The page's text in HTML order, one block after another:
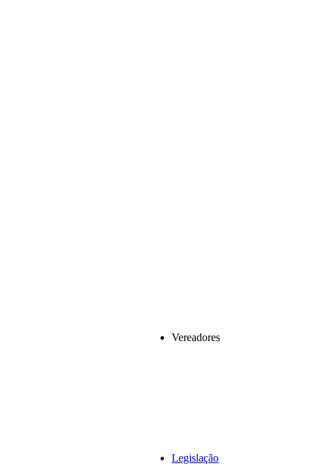
Vereadores
Legislação